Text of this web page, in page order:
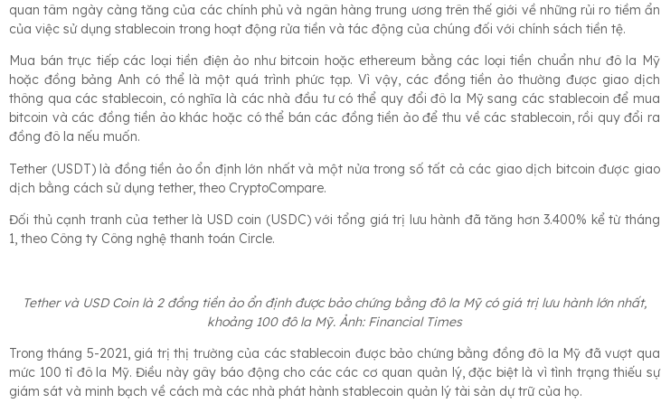
quan tâm ngày càng tăng của các chính phủ và ngân hàng trung ương trên thế giới về những rủi ro tiềm ẩn
của việc sử dụng stablecoin trong hoạt động rửa tiền và tác động của chúng đối với chính sách tiền tệ.
Mua bán trực tiếp các loại tiền điện ảo như bitcoin hoặc ethereum bằng các loại tiền chuẩn như đô la Mỹ
hoặc đồng bảng Anh có thể là một quá trình phức tạp. Vì vậy, các đồng tiền ảo thường được giao dịch
thông qua các stablecoin, có nghĩa là các nhà đầu tư có thể quy đổi đô la Mỹ sang các stablecoin để mua
bitcoin và các đồng tiền ảo khác hoặc có thể bán các đồng tiền ảo để thu về các stablecoin, rồi quy đổi ra
đồng đô la nếu muốn.
Tether (USDT) là đồng tiền ảo ổn định lớn nhất và một nửa trong số tất cả các giao dịch bitcoin được giao
dịch bằng cách sử dụng tether, theo CryptoCompare.
Đối thủ cạnh tranh của tether là USD coin (USDC) với tổng giá trị lưu hành đã tăng hơn 3.400% kể từ tháng
1, theo Công ty Công nghệ thanh toán Circle.
Tether và USD Coin là 2 đồng tiền ảo ổn định được bảo chứng bằng đô la Mỹ có giá trị lưu hành lớn nhất,
khoảng 100 đô la Mỹ. Ảnh: Financial Times
Trong tháng 5-2021, giá trị thị trường của các stablecoin được bảo chứng bằng đồng đô la Mỹ đã vượt qua
mức 100 tỉ đô la Mỹ. Điều này gây báo động cho các các cơ quan quản lý, đặc biệt là vì tình trạng thiếu sự
giám sát và minh bạch về cách mà các nhà phát hành stablecoin quản lý tài sản dự trữ của họ.